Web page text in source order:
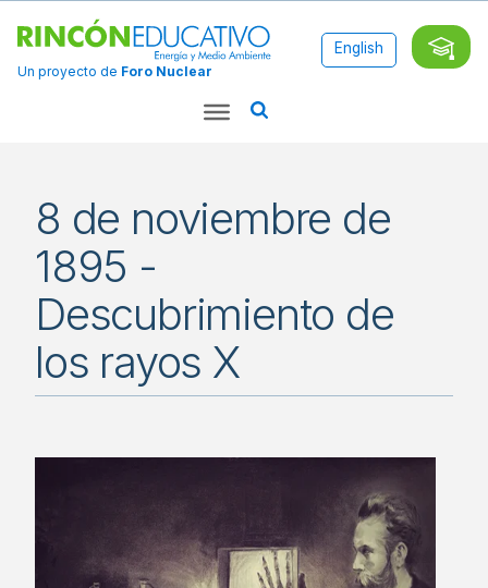
Un proyecto de Foro Nuclear
English
8 de noviembre de
1895 -
Descubrimiento de
los rayos X